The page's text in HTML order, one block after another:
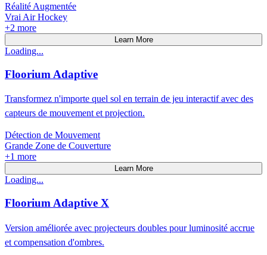
Réalité Augmentée
Vrai Air Hockey
+2 more
Learn More
Loading...
Floorium Adaptive
Transformez n'importe quel sol en terrain de jeu interactif avec des
capteurs de mouvement et projection.
Détection de Mouvement
Grande Zone de Couverture
+1 more
Learn More
Loading...
Floorium Adaptive X
Version améliorée avec projecteurs doubles pour luminosité accrue
et compensation d'ombres.